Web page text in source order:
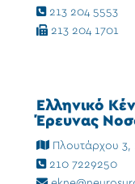
213 204 5553
213 204 1701
Ελληνικό
Έρευνας
Πλουτάρχου 3,
210 7229250